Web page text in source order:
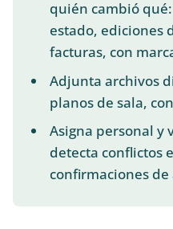
quién cambió
estado, ediciones
facturas, con
Adjunta archivos
planos de sala,
Asigna personal y
detecta conflictos
confirmaciones de